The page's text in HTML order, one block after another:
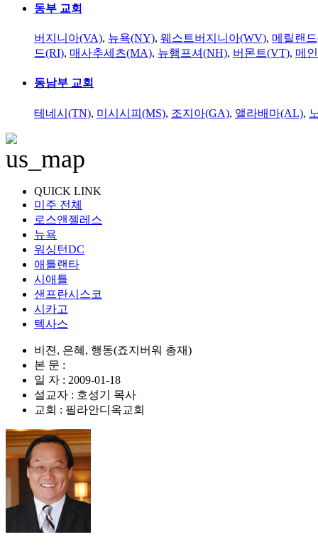
동부 교회
버지니아(VA), 뉴욕(NY), 웨스트버지니아(WV), 메릴랜
드(RI), 매사추세츠(MA), 뉴햄프셔(NH), 버몬트(VT), 메
동남부 교회
테네시(TN), 미시시피(MS), 조지아(GA), 앨라배마(AL),
QUICK LINK
미주 전체
로스앤젤레스
뉴욕
워싱턴DC
애틀랜타
시애틀
샌프란시스코
시카고
텍사스
비젼, 은혜, 행동(죠지버워 총재)
본 문 :
일 자 : 2009-01-18
설교자 : 호성기 목사
교회 : 필라안디옥교회